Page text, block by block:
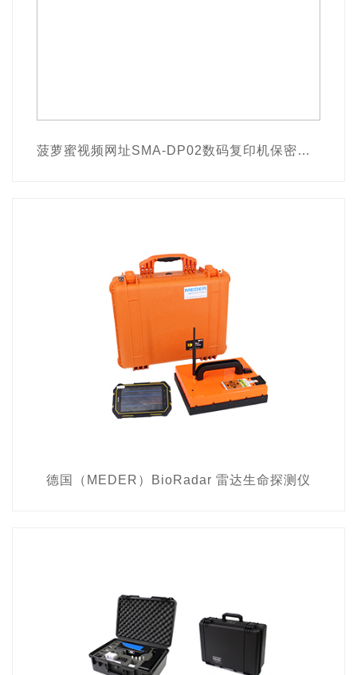
菠萝蜜视频网址SMA-DP02数码复印机保密检查取证系统
德国（MEDER）BioRadar 雷达生命探测仪